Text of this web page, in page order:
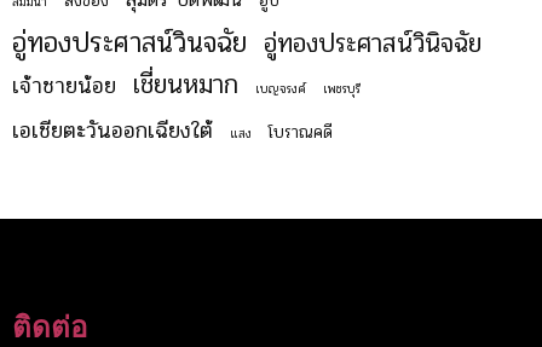
อู่ทองประศาสน์วินจฉัย อู่ทองประศาสน์วินิจฉัย
เจ้าชายน้อย เชี่ยนหมาก เบญจรงค์ เพชรบุรี
เอเชียตะวันออกเฉียงใต้ แสง โบราณคดี
ติดต่อ